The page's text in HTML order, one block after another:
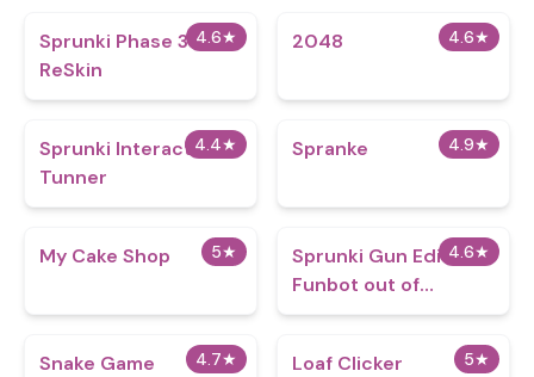
4.6★
Sprunki Phase 3
ReSkin
4.6★
2048
4.4★
Sprunki Interactive
Tunner
4.9★
Spranke
5★
My Cake Shop 4.6★
Sprunki Gun Edition -
Funbot out of
Control
4.7★
Snake Game 5★
Loaf Clicker